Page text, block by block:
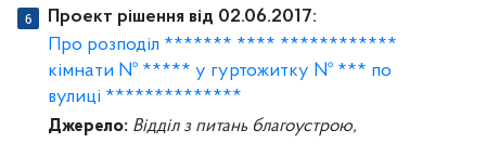
Проект рішення від 02.06.2017:
Про розподіл ******* **** ************
кімнати № ***** у гуртожитку № *** по
вулиці **************
Джерело: Відділ з питань благоустрою,